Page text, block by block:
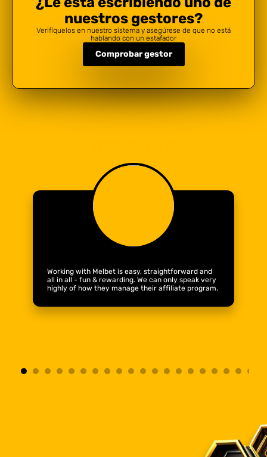
nuestros gestores?
Verifíquelos en nuestro sistema y asegúrese de que no está
hablando con un estafador
Comprobar gestor
Working with Melbet is easy, straightforward and
all in all - fun & rewarding. We can only speak very
highly of how they manage their affiliate program.